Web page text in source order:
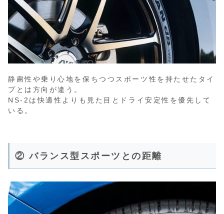
静粛性や乗り心地を保ちつつスポーツ性を持たせたタイ
プとは方向が違う。
NS-2は快適性よりも見た目とドライ安定性を優先して
いる。
② バランス型スポーツとの距離